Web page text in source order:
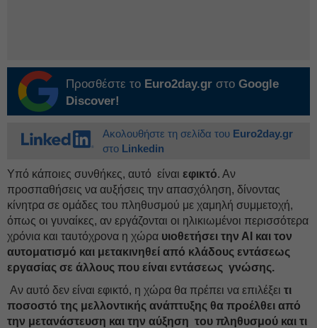
Προσθέστε το Euro2day.gr στο Google
Discover!
Ακολουθήστε τη σελίδα του Euro2day.gr
στο Linkedin
Υπό κάποιες συνθήκες, αυτό είναι εφικτό. Αν
προσπαθήσεις να αυξήσεις την απασχόληση, δίνοντας
κίνητρα σε ομάδες του πληθυσμού με χαμηλή συμμετοχή,
όπως οι γυναίκες, αν εργάζονται οι ηλικιωμένοι περισσότερα
χρόνια και ταυτόχρονα η χώρα υιοθετήσει την ΑΙ και τον
αυτοματισμό και μετακινηθεί από κλάδους εντάσεως
εργασίας σε άλλους που είναι εντάσεως γνώσης.
Αν αυτό δεν είναι εφικτό, η χώρα θα πρέπει να επιλέξει τι
ποσοστό της μελλοντικής ανάπτυξης θα προέλθει από
την μετανάστευση και την αύξηση του πληθυσμού και τι